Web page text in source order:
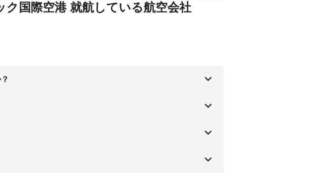
国際空港 就航している航空会社